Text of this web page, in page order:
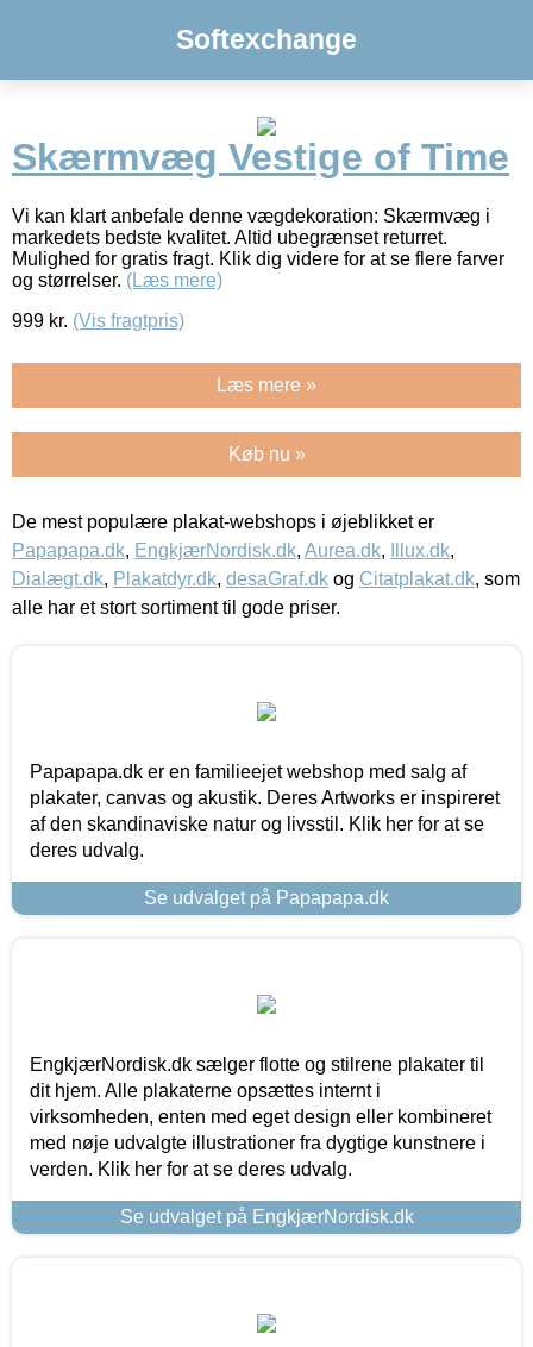
Softexchange
Skærmvæg Vestige of Time
Vi kan klart anbefale denne vægdekoration: Skærmvæg i
markedets bedste kvalitet. Altid ubegrænset returret.
Mulighed for gratis fragt. Klik dig videre for at se flere farver
og størrelser. (Læs mere)
999 kr. (Vis fragtpris)
Læs mere »
Køb nu »
De mest populære plakat-webshops i øjeblikket er
Papapapa.dk, EngkjærNordisk.dk, Aurea.dk, Illux.dk,
Dialægt.dk, Plakatdyr.dk, desaGraf.dk og Citatplakat.dk, som
alle har et stort sortiment til gode priser.
Papapapa.dk er en familieejet webshop med salg af
plakater, canvas og akustik. Deres Artworks er inspireret
af den skandinaviske natur og livsstil. Klik her for at se
deres udvalg.
Se udvalget på Papapapa.dk
EngkjærNordisk.dk sælger flotte og stilrene plakater til
dit hjem. Alle plakaterne opsættes internt i
virksomheden, enten med eget design eller kombineret
med nøje udvalgte illustrationer fra dygtige kunstnere i
verden. Klik her for at se deres udvalg.
Se udvalget på EngkjærNordisk.dk